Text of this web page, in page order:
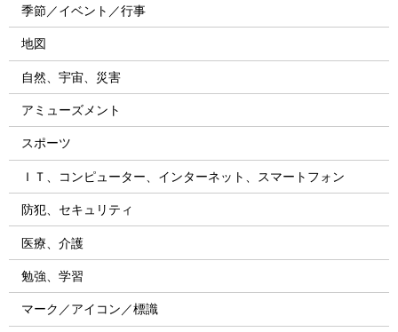
季節／イベント／行事
地図
自然、宇宙、災害
アミューズメント
スポーツ
ＩＴ、コンピューター、インターネット、スマートフォン
防犯、セキュリティ
医療、介護
勉強、学習
マーク／アイコン／標識